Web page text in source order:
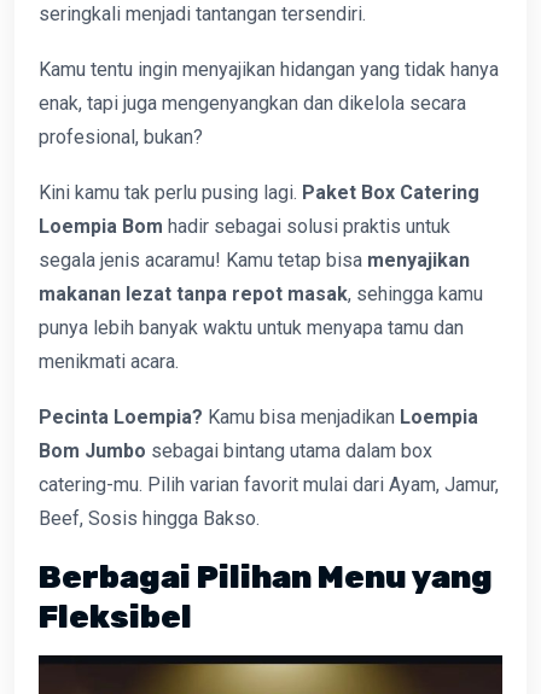
seringkali menjadi tantangan tersendiri.
Kamu tentu ingin menyajikan hidangan yang tidak hanya
enak, tapi juga mengenyangkan dan dikelola secara
profesional, bukan?
Kini kamu tak perlu pusing lagi. Paket Box Catering
Loempia Bom hadir sebagai solusi praktis untuk
segala jenis acaramu! Kamu tetap bisa menyajikan
makanan lezat tanpa repot masak, sehingga kamu
punya lebih banyak waktu untuk menyapa tamu dan
menikmati acara.
Pecinta Loempia? Kamu bisa menjadikan Loempia
Bom Jumbo sebagai bintang utama dalam box
catering-mu. Pilih varian favorit mulai dari Ayam, Jamur,
Beef, Sosis hingga Bakso.
Berbagai Pilihan Menu yang
Fleksibel